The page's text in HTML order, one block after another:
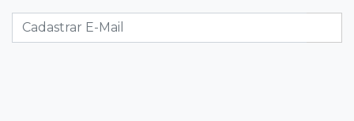
Eleitorado aprova teste da urna, mas diz que
colinha será "fundamental"